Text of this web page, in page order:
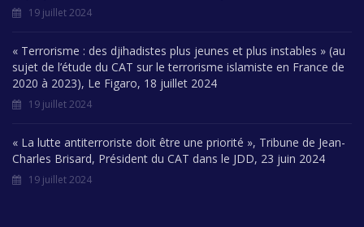
19 juillet 2024
« Terrorisme : des djihadistes plus jeunes et plus instables » (au
sujet de l’étude du CAT sur le terrorisme islamiste en France de
2020 à 2023), Le Figaro, 18 juillet 2024
19 juillet 2024
« La lutte antiterroriste doit être une priorité », Tribune de Jean-
Charles Brisard, Président du CAT dans le JDD, 23 juin 2024
19 juillet 2024